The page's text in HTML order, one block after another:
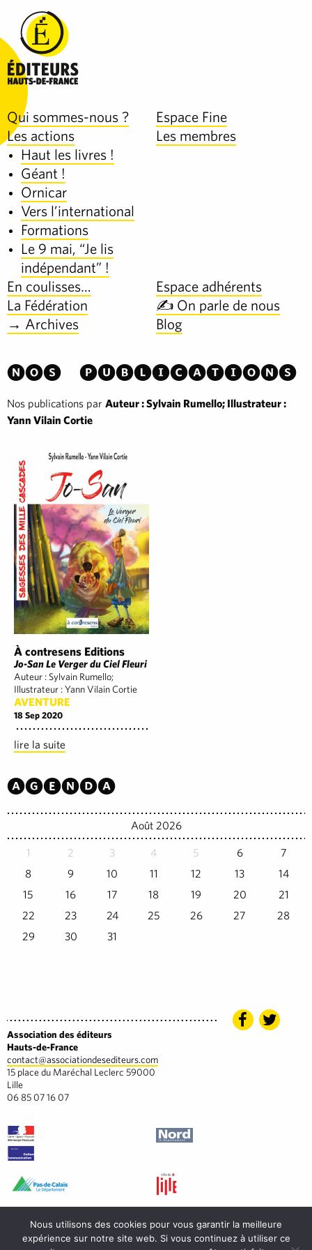
Qui sommes-nous ?
Espace Fine
Les actions
Haut les livres !
Géant !
Ornicar
Vers l’international
Formations
Le 9 mai, “Je lis
indépendant” !
Les membres
En coulisses…
Espace adhérents
La Fédération
✍️ On parle de nous
→ Archives
Blog
Nos publications
Nos publications par Auteur : Sylvain Rumello; Illustrateur :
Yann Vilain Cortie
À contresens Editions
Jo-San Le Verger du Ciel Fleuri
Auteur : Sylvain Rumello;
Illustrateur : Yann Vilain Cortie
AVENTURE
18 Sep 2020
lire la suite
Agenda
Août 2026
1 2 3 4 5 6
7
8
9 10 11 12 13
14
15
16 17 18 19 20
21
22
23 24 25 26 27
28
29
30 31
Association des éditeurs
Hauts-de-France
contact@associationdesediteurs.com
15 place du Maréchal Leclerc 59000
Lille
06 85 07 16 07
Nous utilisons des cookies pour vous garantir la meilleure
expérience sur notre site web. Si vous continuez à utiliser ce